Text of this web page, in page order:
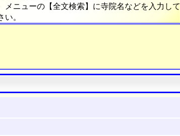
メニューの【全文検索】に寺院名などを入力して
い。